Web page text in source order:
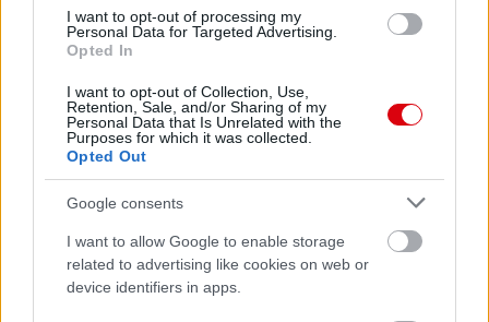
I want to opt-out of processing my
Personal Data for Targeted Advertising.
Opted In
I want to opt-out of Collection, Use,
Retention, Sale, and/or Sharing of my
Personal Data that Is Unrelated with the
Purposes for which it was collected.
Opted Out
Google consents
I want to allow Google to enable storage
related to advertising like cookies on web or
device identifiers in apps.
Meccs Center
Paris Saint-Germainvs
Manchester United
Felkészülési szezon 4. mérkőzés
Nya Ullevi, Göteborg
2026-08-08 17:00